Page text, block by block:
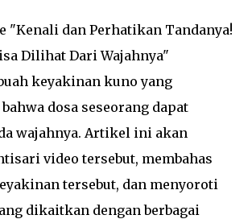
"Kenali dan Perhatikan Tandanya!
Dilihat Dari Wajahnya"
keyakinan kuno yang
dosa seseorang dapat
wajahnya. Artikel ini akan
video tersebut, membahas
tersebut, dan menyoroti
dikaitkan dengan berbagai